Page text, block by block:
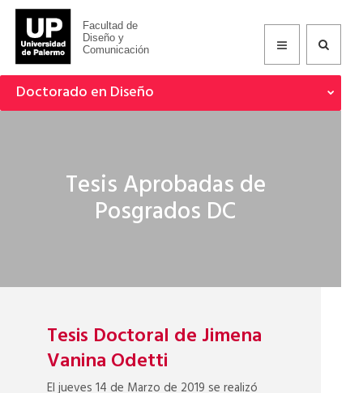
Facultad de
Diseño y
Comunicación
Doctorado en Diseño
Tesis Aprobadas de
Posgrados DC
Tesis Doctoral de Jimena
Vanina Odetti
El jueves 14 de Marzo de 2019 se realizó